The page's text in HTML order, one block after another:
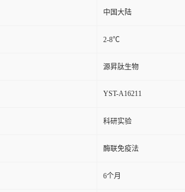
中国大陆
2-8℃
源昇肽生物
YST-A16211
科研实验
酶联免疫法
6个月